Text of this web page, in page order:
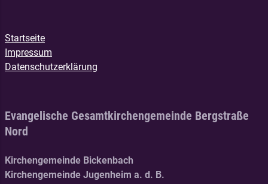
Startseite
Impressum
Datenschutzerklärung
Evangelische Gesamtkirchengemeinde Bergstraße
Nord
Kirchengemeinde Bickenbach
Kirchengemeinde Jugenheim a. d. B.